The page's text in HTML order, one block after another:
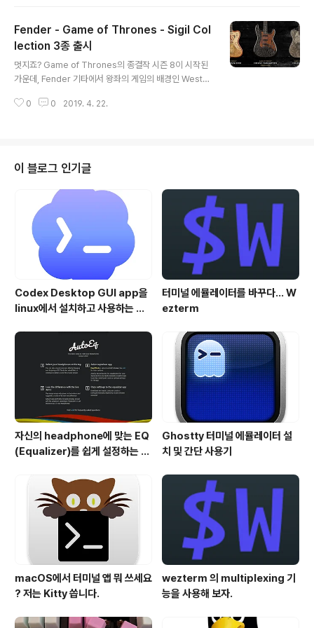
것을 깨닫고 곡을 만들게 되었다고 하죠. "한국을 빛낸 100명의 위인들" 이라는
곡과 같은 컨셉이랄까.. 원곡의 가사에는 1950년 6.25 전쟁과 1951년의 판문
점 그리고 이승만 망명등 한국과 관련..
Fender - Game of Thrones - Sigil Col
lection 3종 출시
멋지죠? Game of Thrones의 종결작 시즌 8이 시작된
가운데, Fender 기타에서 왕좌의 게임의 배경인 Wester
니다. 이들 기타는 Fender Custom Shop을 통해 주문
입니다. 각 기타의 자세한 세부 모습과 설명은 House Sta
rk, House Lannister, House Targaryen 링크를 참
조하시기 바랍니다. 가격이 만만치 않네요 ? 휴~ ^^ 하지
만.. 갖고 싶습니당..
0 0 2019. 4. 22.
이 블로그 인기글
Codex Desktop GUI app을
linux에서 설치하고 사용하는 방
터미널 에뮬레이터를 바꾸다... W
ezterm
자신의 headphone에 맞는 EQ
(Equalizer)를 쉽게 설정하는 방
Ghostty 터미널 에뮬레이터 설
치 및 간단 사용기
macOS에서 터미널 앱 뭐 쓰세요
? 저는 Kitty 씁니다.
wezterm 의 multiplexing 기
능을 사용해 보자.